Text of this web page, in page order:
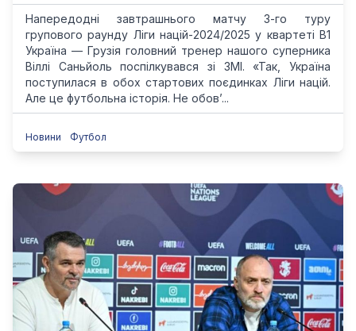
Напередодні завтрашнього матчу 3-го туру
групового раунду Ліги націй-2024/2025 у квартеті В1
Україна — Грузія головний тренер нашого суперника
Віллі Саньйоль поспілкувався зі ЗМІ. «Так, Україна
поступилася в обох стартових поєдинках Ліги націй.
Але це футбольна історія. Не обов’...
Новини Футбол